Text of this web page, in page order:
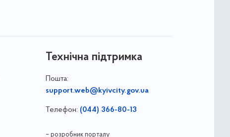
Технічна підтримка
Пошта:
support.web@kyivcity.gov.ua
Телефон: (044) 366-80-13
– розробник порталу